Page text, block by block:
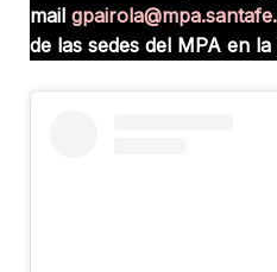
mail
de las sedes del MPA en